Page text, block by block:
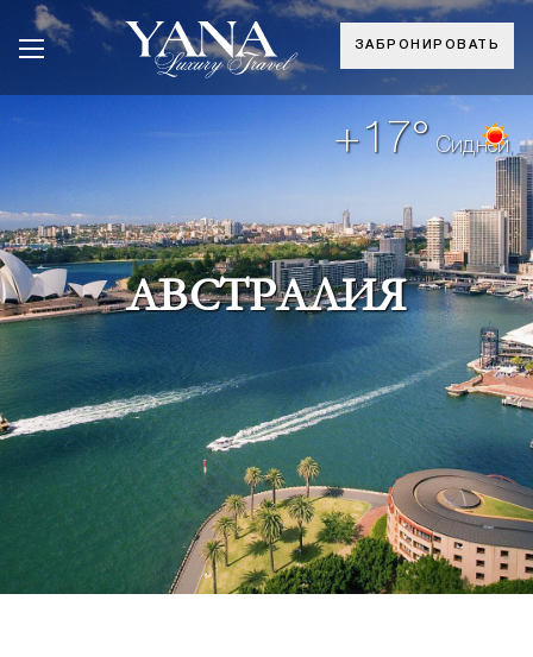
ЗАБРОНИРОВАТЬ
+17° Сидней
АВСТРАЛИЯ